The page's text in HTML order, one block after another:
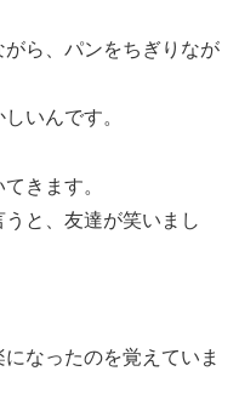
ら、パンをちぎりなが
いんです。
きます。
と、友達が笑いまし
なったのを覚えていま